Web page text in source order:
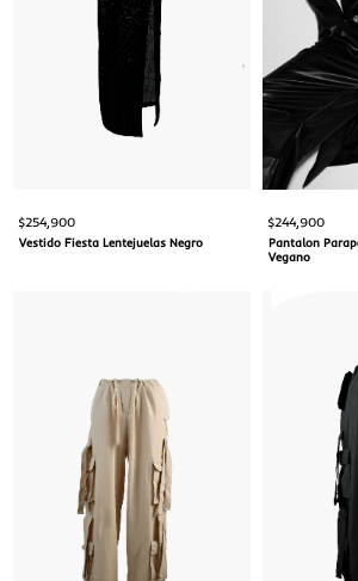
$254,900
Vestido Fiesta Lentejuelas Negro
$244,900
Pantalon
Vegano